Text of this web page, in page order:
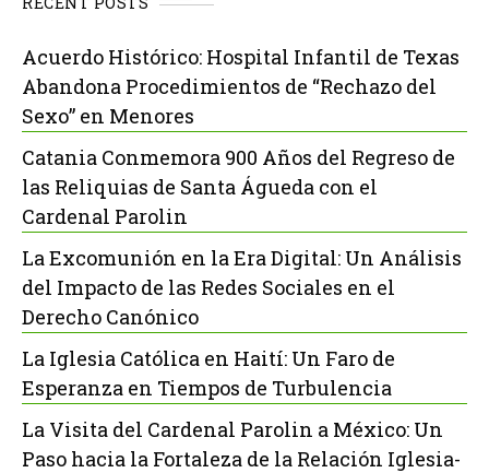
Acuerdo Histórico: Hospital Infantil de Texas
Abandona Procedimientos de “Rechazo del
Sexo” en Menores
Catania Conmemora 900 Años del Regreso de
las Reliquias de Santa Águeda con el
Cardenal Parolin
La Excomunión en la Era Digital: Un Análisis
del Impacto de las Redes Sociales en el
Derecho Canónico
La Iglesia Católica en Haití: Un Faro de
Esperanza en Tiempos de Turbulencia
La Visita del Cardenal Parolin a México: Un
Paso hacia la Fortaleza de la Relación Iglesia-